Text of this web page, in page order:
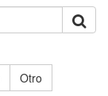
Otro